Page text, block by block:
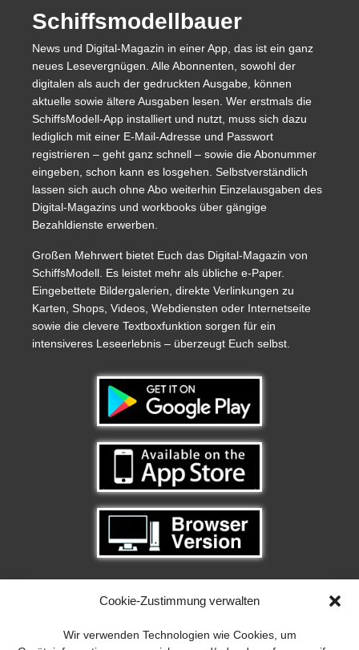
Cookie-Zustimmung verwalten
Wir verwenden Technologien wie Cookies, um
Schiffsmodellbauer
News und Digital-Magazin in einer App, das ist ein ganz
neues Lesevergnügen. Alle Abonnenten, sowohl der
digitalen als auch der gedruckten Ausgabe, können
aktuelle sowie ältere Ausgaben lesen. Wer erstmals die
SchiffsModell-App installiert und nutzt, muss sich dazu
lediglich mit einer E-Mail-Adresse und Passwort
registrieren – geht ganz schnell – sowie die Abonummer
eingeben, schon kann es losgehen. Selbstverständlich
lassen sich auch ohne Abo weiterhin Einzelausgaben des
Digital-Magazins und workbooks über gängige
Bezahldienste erwerben.
Großen Mehrwert bietet Euch das Digital-Magazin von
SchiffsModell. Es leistet mehr als übliche e-Paper.
Eingebettete Bildergalerien, direkte Verlinkungen zu
Karten, Shops, Videos, Webdiensten oder Internetseite
sowie die clevere Textboxfunktion sorgen für ein
intensiveres Leseerlebnis – überzeugt Euch selbst.